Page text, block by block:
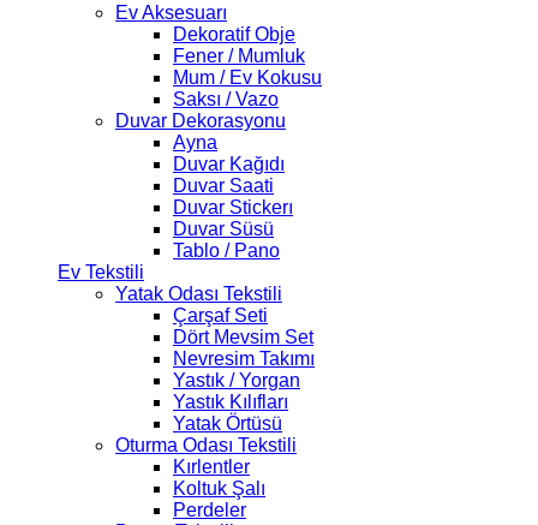
Ev Aksesuarı
Dekoratif Obje
Fener / Mumluk
Mum / Ev Kokusu
Saksı / Vazo
Duvar Dekorasyonu
Ayna
Duvar Kağıdı
Duvar Saati
Duvar Stickerı
Duvar Süsü
Tablo / Pano
Ev Tekstili
Yatak Odası Tekstili
Çarşaf Seti
Dört Mevsim Set
Nevresim Takımı
Yastık / Yorgan
Yastık Kılıfları
Yatak Örtüsü
Oturma Odası Tekstili
Kırlentler
Koltuk Şalı
Perdeler